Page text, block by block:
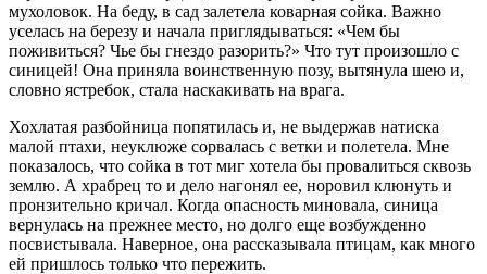
мухоловок. На беду, в сад залетела коварная сойка. Важно
уселась на березу и начала приглядываться: «Чем бы
поживиться? Чье бы гнездо разорить?» Что тут произошло с
синицей! Она приняла воинственную позу, вытянула шею и,
словно ястребок, стала наскакивать на врага.
Хохлатая разбойница попятилась и, не выдержав натиска
малой птахи, неуклюже сорвалась с ветки и полетела. Мне
показалось, что сойка в тот миг хотела бы провалиться сквозь
землю. А храбрец то и дело нагонял ее, норовил клюнуть и
пронзительно кричал. Когда опасность миновала, синица
вернулась на прежнее место, но долго еще возбужденно
посвистывала. Наверное, она рассказывала птицам, как много
ей пришлось только что пережить.